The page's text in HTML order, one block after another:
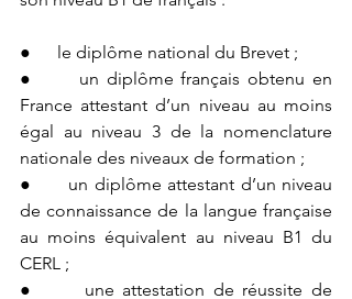
●      le diplôme national du Brevet ;
●      un diplôme français obtenu en
France attestant d’un niveau au moins
égal au niveau 3 de la nomenclature
nationale des niveaux de formation ;
●      un diplôme attestant d’un niveau
de connaissance de la langue française
au moins équivalent au niveau B1 du
CERL ;
●      une attestation de réussite de